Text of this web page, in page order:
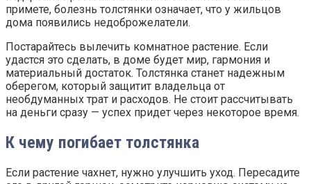
примете, болезнь толстянки означает, что у жильцов
дома появились недоброжелатели.
Постарайтесь вылечить комнатное растение. Если
удастся это сделать, в доме будет мир, гармония и
материальный достаток. Толстянка станет надежным
оберегом, который защитит владельца от
необдуманных трат и расходов. Не стоит рассчитывать
на деньги сразу — успех придет через некоторое время.
К чему погибает толстянка
Если растение чахнет, нужно улучшить уход. Пересадите